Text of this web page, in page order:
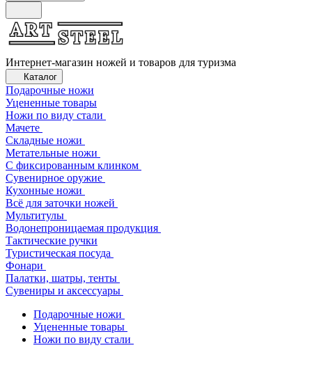
Интернет-магазин ножей и товаров для туризма
Каталог
Подарочные ножи
Уцененные товары
Ножи по виду стали
Мачете
Складные ножи
Метательные ножи
С фиксированным клинком
Сувенирное оружие
Кухонные ножи
Всё для заточки ножей
Мультитулы
Водонепроницаемая продукция
Тактические ручки
Туристическая посуда
Фонари
Палатки, шатры, тенты
Сувениры и аксессуары
Подарочные ножи
Уцененные товары
Ножи по виду стали